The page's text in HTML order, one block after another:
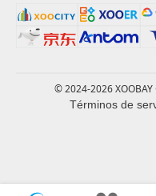
© 2024-2026 XOOBAY
Términos de